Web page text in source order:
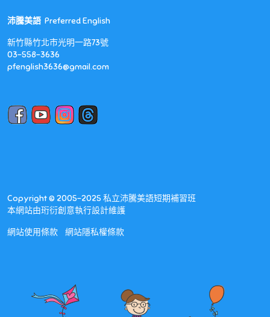
沛騰美語 Preferred English
新竹縣竹北市光明一路73號
03-558-3636
pfenglish3636@gmail.com
Copyright © 2005-2025 私立沛騰美語短期補習班
本網站由珩衍創意執行設計維護
網站使用條款 網站隱私權條款